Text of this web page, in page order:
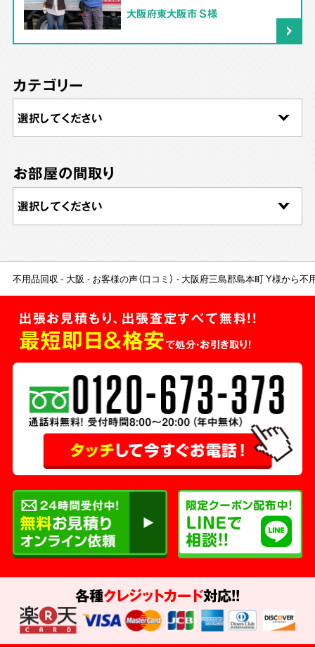
大阪府東大阪市 S様
カテゴリー
お部屋の間取り
不用品回収 大阪 お客様の声（口コミ） 大阪府三島郡島本町 Y様から不
出張お見積もり、出張査定すべて無料!!
最短即日＆格安で処分・お引き取り！
各種クレジットカード対応!!